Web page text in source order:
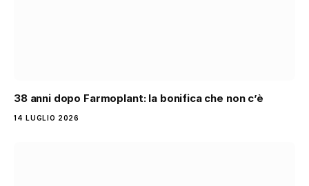
38 anni dopo Farmoplant: la bonifica che non c’è
14 LUGLIO 2026